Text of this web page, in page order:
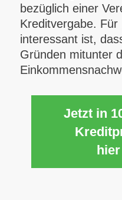
bezüglich einer
Kreditvergabe. Für
interessant ist,
Gründen mitunter
Jetzt in